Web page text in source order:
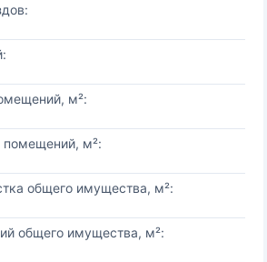
м²:
м²:
общего имущества, м²:
общего имущества, м²: